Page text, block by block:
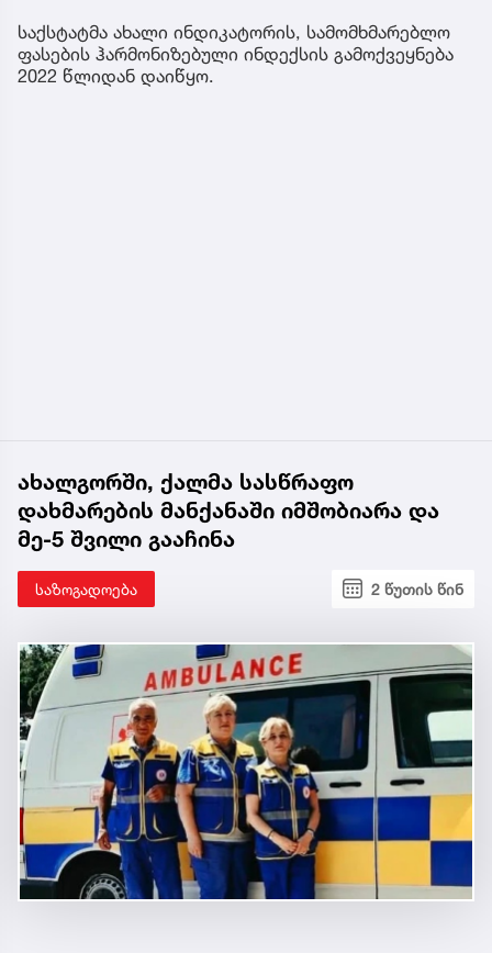
საქსტატმა ახალი ინდიკატორის, სამომხმარებლო
ფასების ჰარმონიზებული ინდექსის გამოქვეყნება
2022 წლიდან დაიწყო.
ახალგორში, ქალმა სასწრაფო
დახმარების მანქანაში იმშობიარა და
მე-5 შვილი გააჩინა
საზოგადოება 2 წუთის წინ